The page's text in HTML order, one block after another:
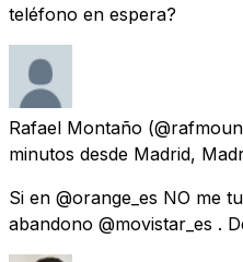
teléfono en espera?
Rafael Montaño
minutos desde Madrid,
Si en @orange_es NO me
abandono @movistar_es .